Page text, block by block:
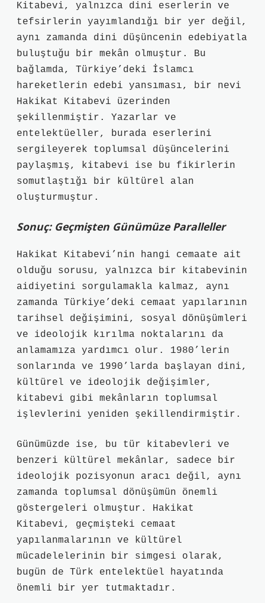
Kitabevi, yalnızca dini eserlerin ve
tefsirlerin yayımlandığı bir yer değil,
aynı zamanda dini düşüncenin edebiyatla
buluştuğu bir mekân olmuştur. Bu
bağlamda, Türkiye’deki İslamcı
hareketlerin edebi yansıması, bir nevi
Hakikat Kitabevi üzerinden
şekillenmiştir. Yazarlar ve
entelektüeller, burada eserlerini
sergileyerek toplumsal düşüncelerini
paylaşmış, kitabevi ise bu fikirlerin
somutlaştığı bir kültürel alan
oluşturmuştur.
Sonuç: Geçmişten Günümüze Paralleller
Hakikat Kitabevi’nin hangi cemaate ait
olduğu sorusu, yalnızca bir kitabevinin
aidiyetini sorgulamakla kalmaz, aynı
zamanda Türkiye’deki cemaat yapılarının
tarihsel değişimini, sosyal dönüşümleri
ve ideolojik kırılma noktalarını da
anlamamıza yardımcı olur. 1980’lerin
sonlarında ve 1990’larda başlayan dini,
kültürel ve ideolojik değişimler,
kitabevi gibi mekânların toplumsal
işlevlerini yeniden şekillendirmiştir.
Günümüzde ise, bu tür kitabevleri ve
benzeri kültürel mekânlar, sadece bir
ideolojik pozisyonun aracı değil, aynı
zamanda toplumsal dönüşümün önemli
göstergeleri olmuştur. Hakikat
Kitabevi, geçmişteki cemaat
yapılanmalarının ve kültürel
mücadelelerinin bir simgesi olarak,
bugün de Türk entelektüel hayatında
önemli bir yer tutmaktadır.